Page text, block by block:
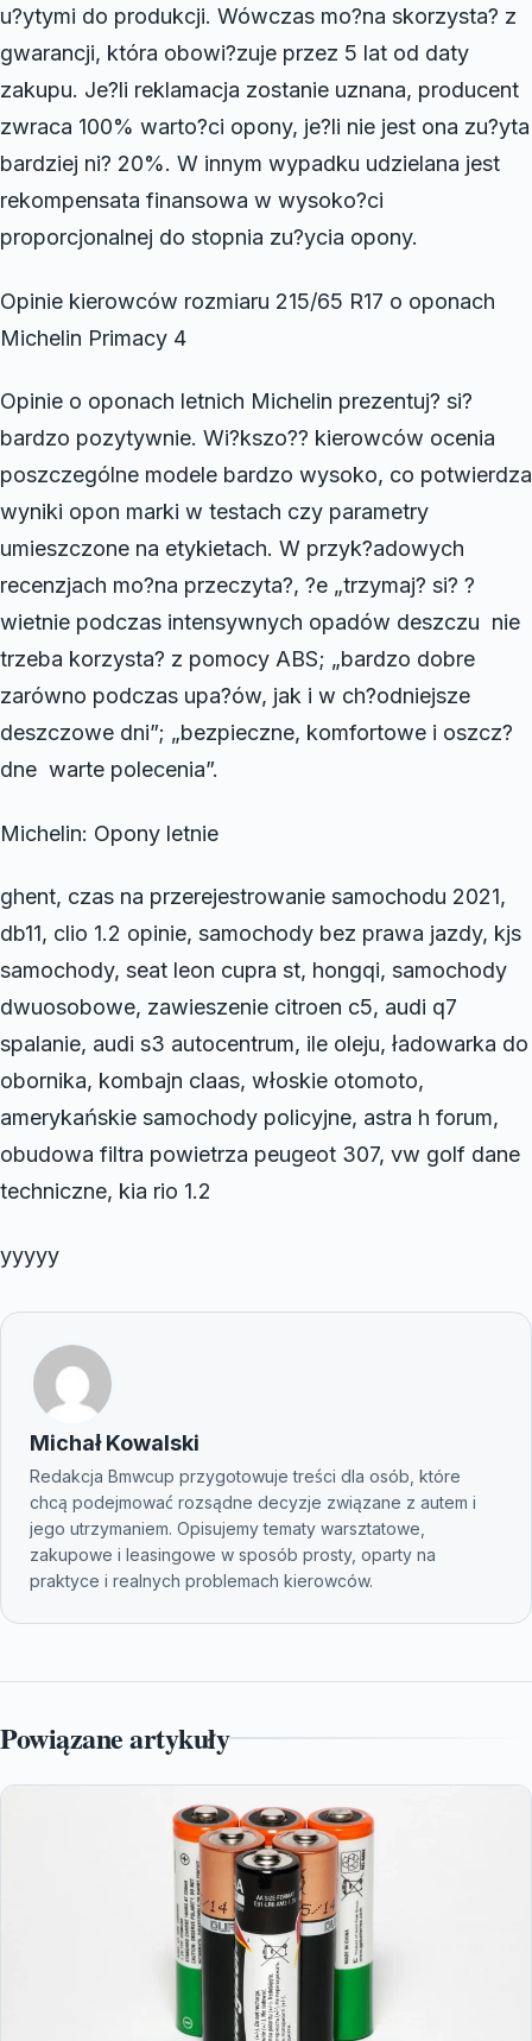
u?ytymi do produkcji. Wówczas mo?na skorzysta? z
gwarancji, która obowi?zuje przez 5 lat od daty
zakupu. Je?li reklamacja zostanie uznana, producent
zwraca 100% warto?ci opony, je?li nie jest ona zu?yta
bardziej ni? 20%. W innym wypadku udzielana jest
rekompensata finansowa w wysoko?ci
proporcjonalnej do stopnia zu?ycia opony.
Opinie kierowców rozmiaru 215/65 R17 o oponach
Michelin Primacy 4
Opinie o oponach letnich Michelin prezentuj? si?
bardzo pozytywnie. Wi?kszo?? kierowców ocenia
poszczególne modele bardzo wysoko, co potwierdza
wyniki opon marki w testach czy parametry
umieszczone na etykietach. W przyk?adowych
recenzjach mo?na przeczyta?, ?e „trzymaj? si? ?
wietnie podczas intensywnych opadów deszczu  nie
trzeba korzysta? z pomocy ABS; „bardzo dobre
zarówno podczas upa?ów, jak i w ch?odniejsze
deszczowe dni”; „bezpieczne, komfortowe i oszcz?
dne  warte polecenia”.
Michelin: Opony letnie
ghent, czas na przerejestrowanie samochodu 2021,
db11, clio 1.2 opinie, samochody bez prawa jazdy, kjs
samochody, seat leon cupra st, hongqi, samochody
dwuosobowe, zawieszenie citroen c5, audi q7
spalanie, audi s3 autocentrum, ile oleju, ładowarka do
obornika, kombajn claas, włoskie otomoto,
amerykańskie samochody policyjne, astra h forum,
obudowa filtra powietrza peugeot 307, vw golf dane
techniczne, kia rio 1.2
yyyyy
Michał Kowalski
Redakcja Bmwcup przygotowuje treści dla osób, które
chcą podejmować rozsądne decyzje związane z autem i
jego utrzymaniem. Opisujemy tematy warsztatowe,
zakupowe i leasingowe w sposób prosty, oparty na
praktyce i realnych problemach kierowców.
Powiązane artykuły